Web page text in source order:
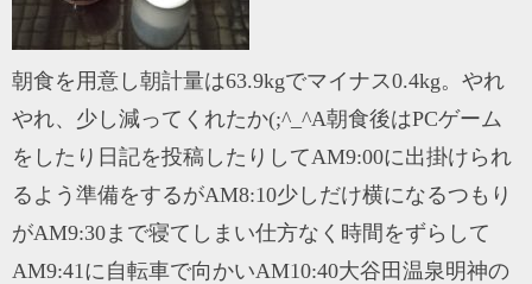
朝食を用意し朝計量は63.9kgでマイナス0.4kg。やれ
やれ、少し減ってくれたか(;^_^A朝食後はPCゲーム
をしたり日記を投稿したりしてAM9:00に出掛けられ
るよう準備をするがAM8:10少しだけ横になるつもり
がAM9:30まで寝てしまい仕方なく時間をずらして
AM9:41に自転車で向かいAM10:40大谷田温泉明神の